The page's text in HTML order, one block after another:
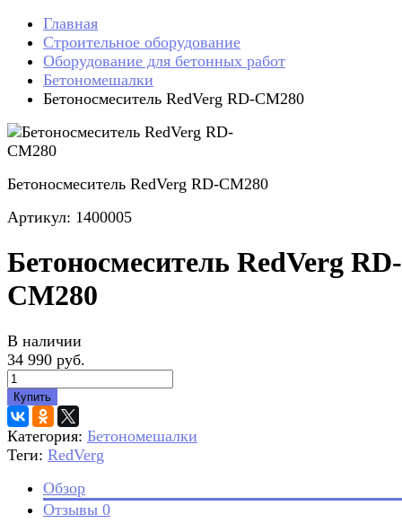
Главная
Строительное оборудование
Оборудование для бетонных работ
Бетономешалки
Бетоносмеситель RedVerg RD-CM280
Бетоносмеситель RedVerg RD-CM280
Артикул: 1400005
Бетоносмеситель RedVerg RD-
CM280
В наличии
34 990 руб.
Купить
Категория: Бетономешалки
Теги: RedVerg
Обзор
Отзывы 0